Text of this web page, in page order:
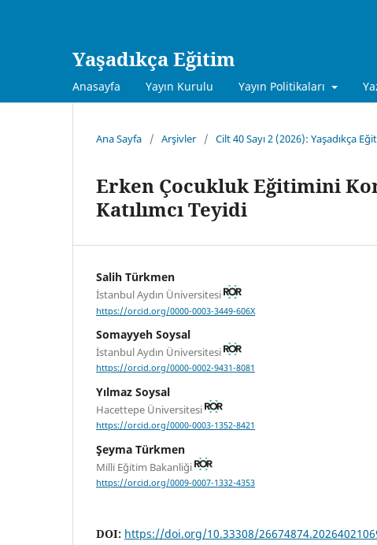
Yaşadıkça Eğitim
Anasayfa Yayın Kurulu Yayın Politikaları
Ana Sayfa / Arşivler / Cilt 40 Sayı 2 (2026): Yaşadıkça
Erken Çocukluk Eğitimini
Katılımcı Teyidi
Salih Türkmen
İstanbul Aydın Üniversitesi
https://orcid.org/0000-0003-3449-606X
Somayyeh Soysal
İstanbul Aydın Üniversitesi
https://orcid.org/0000-0002-9431-8081
Yılmaz Soysal
Hacettepe Üniversitesi
https://orcid.org/0000-0003-1352-8421
Şeyma Türkmen
Mi̇lli̇ Eği̇ti̇m Bakanliği
https://orcid.org/0009-0007-1332-4353
DOI: https://doi.org/10.33308/